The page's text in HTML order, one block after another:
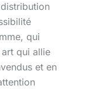
qui
qui allie
et en